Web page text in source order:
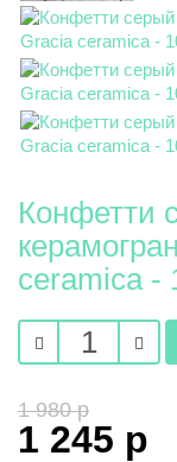
Конфетти
ceramica -
1 980 р
1 245 р